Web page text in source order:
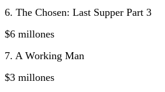
6. The Chosen: Last Supper Part 3
$6 millones
7. A Working Man
$3 millones